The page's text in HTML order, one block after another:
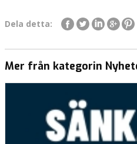
Dela detta:
Mer från kategorin